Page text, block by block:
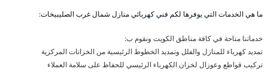
ما هي الخدمات التي يوفرها لكم فني كهربائي منازل شمال غرب الصليبيخات:
خدماتنا متاحة في كافة مناطق الكويت ونقوم ب:
تمديد كهرباء للمنازل والفلل وتمديد الخطوط الرئيسية من الخزانات المركزية
تركيب قواطع وعوزال لخزان الكهرباء الرئيسي للحفاظ على سلامة العملاء